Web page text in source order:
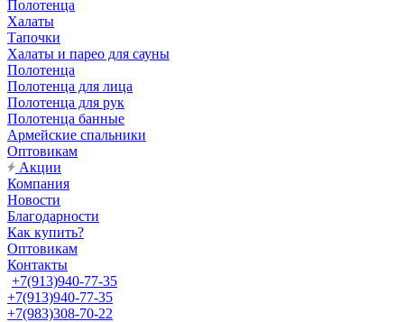
Полотенца
Халаты
Тапочки
Халаты и парео для сауны
Полотенца
Полотенца для лица
Полотенца для рук
Полотенца банные
Армейские спальники
Оптовикам
Акции
Компания
Новости
Благодарности
Как купить?
Оптовикам
Контакты
+7(913)940-77-35
+7(913)940-77-35
+7(983)308-70-22